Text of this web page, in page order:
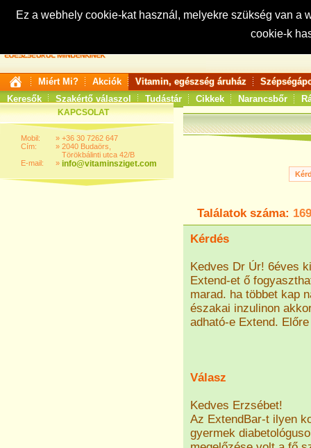
Ez a webhely cookie-kat használ, melyekre szükség van
cookie-k
Keresés:
Miért Mi? Akciók Vitamin, egészség áruház
Keresők
Szakértő válaszol Tudástár Cikkek Narancsbőr
KAPCSOLAT
Mobil:
Cím:
E-mail:
»
»
»
+36 30 7262 647
2040 Budaörs,
Törökbálinti utca 42/B
info@vitaminsziget.com
Találatok száma:
Kérdés
Kedves Dr Úr! 6éves
Extend-et ő
marad. ha többet kap
északai inzulinon
adható-e Extend.
Válasz
Kedves Erzsébet!
Az ExtendBar-t ilyen
gyermek